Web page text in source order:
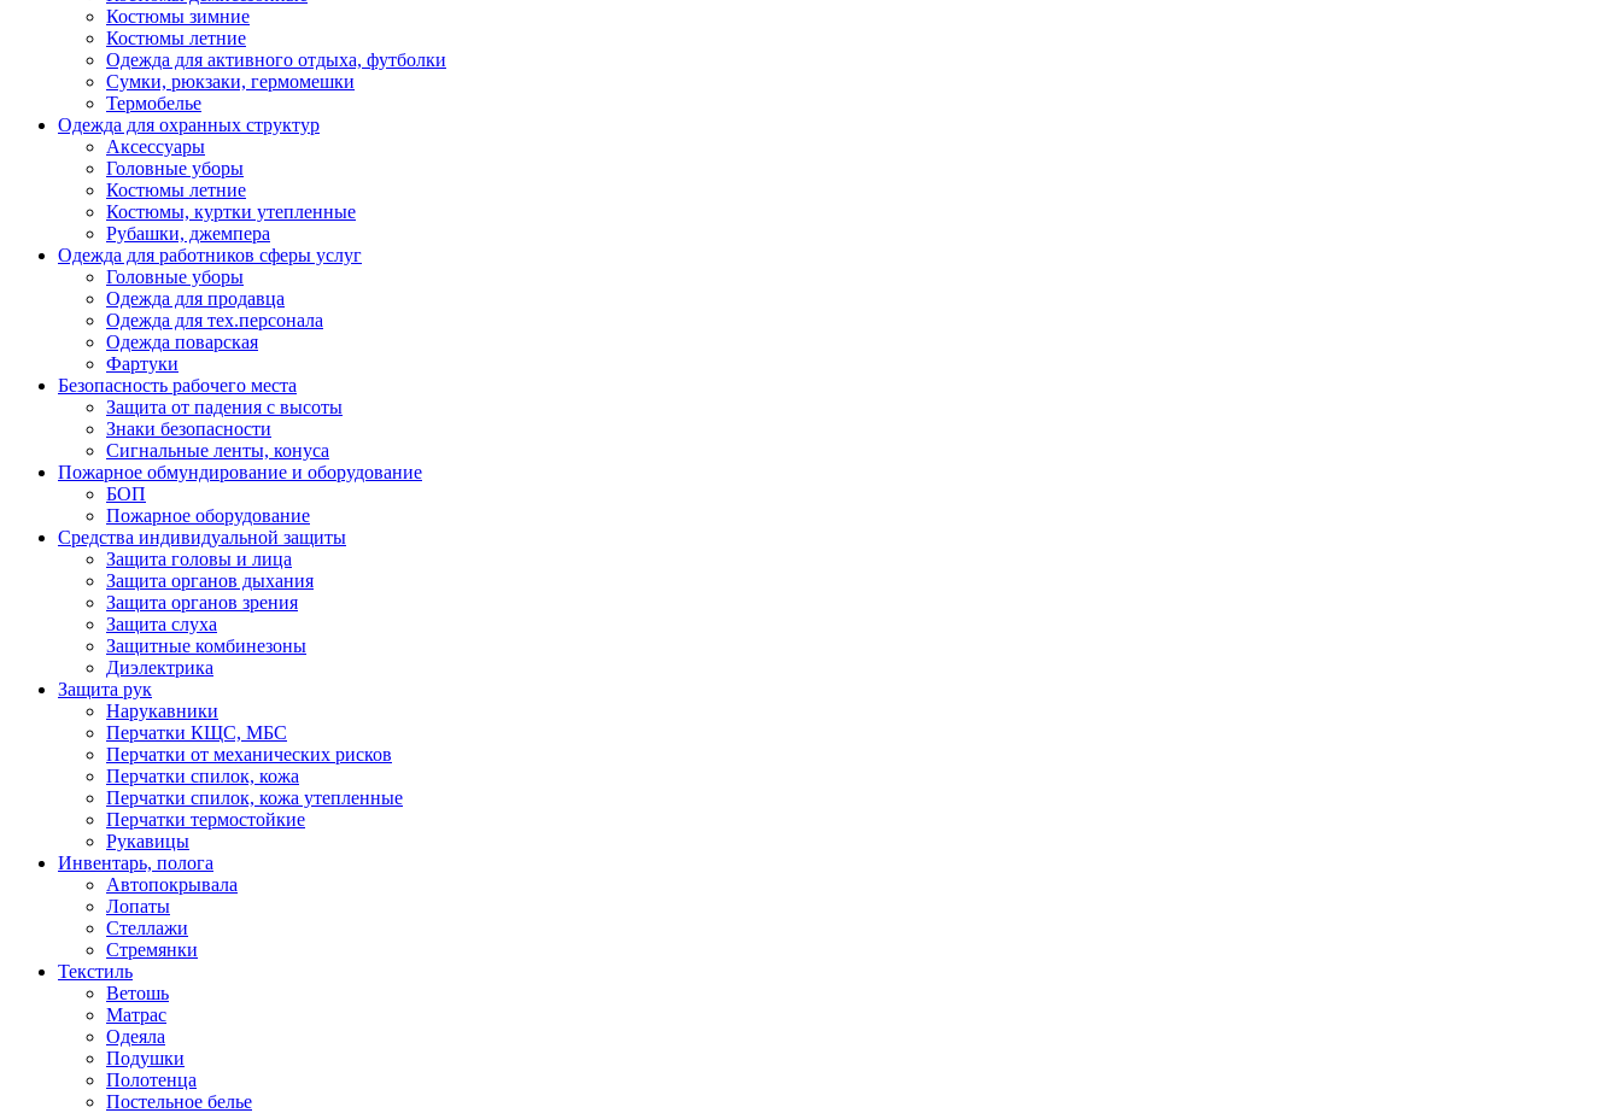
Костюмы зимние
Костюмы летние
Одежда для активного отдыха, футболки
Сумки, рюкзаки, гермомешки
Термобелье
Одежда для охранных структур
Аксессуары
Головные уборы
Костюмы летние
Костюмы, куртки утепленные
Рубашки, джемпера
Одежда для работников сферы услуг
Головные уборы
Одежда для продавца
Одежда для тех.персонала
Одежда поварская
Фартуки
Безопасность рабочего места
Защита от падения с высоты
Знаки безопасности
Сигнальные ленты, конуса
Пожарное обмундирование и оборудование
БОП
Пожарное оборудование
Средства индивидуальной защиты
Защита головы и лица
Защита органов дыхания
Защита органов зрения
Защита слуха
Защитные комбинезоны
Диэлектрика
Защита рук
Нарукавники
Перчатки КЩС, МБС
Перчатки от механических рисков
Перчатки спилок, кожа
Перчатки спилок, кожа утепленные
Перчатки термостойкие
Рукавицы
Инвентарь, полога
Автопокрывала
Лопаты
Стеллажи
Стремянки
Текстиль
Ветошь
Матрас
Одеяла
Подушки
Полотенца
Постельное белье